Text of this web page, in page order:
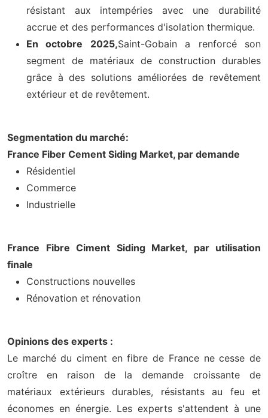
résistant aux intempéries avec une durabilité
accrue et des performances d'isolation thermique.
En octobre 2025,Saint-Gobain a renforcé son
segment de matériaux de construction durables
grâce à des solutions améliorées de revêtement
extérieur et de revêtement.
Segmentation du marché:
France Fiber Cement Siding Market, par demande
Résidentiel
Commerce
Industrielle
France Fibre Ciment Siding Market, par utilisation
finale
Constructions nouvelles
Rénovation et rénovation
Opinions des experts :
Le marché du ciment en fibre de France ne cesse de
croître en raison de la demande croissante de
matériaux extérieurs durables, résistants au feu et
économes en énergie. Les experts s'attendent à une